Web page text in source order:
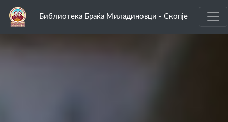
Библиотека Браќа Миладиновци - Скопје